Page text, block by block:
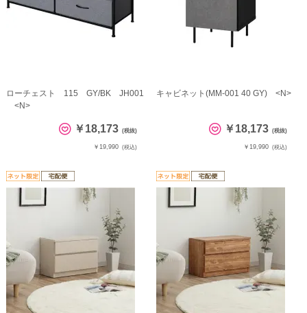
ローチェスト 115 GY/BK JH001
<N>
￥18,173 (税抜)
￥19,990 (税込)
キャビネット(MM-001 40 GY) <N>
￥18,173 (税抜)
￥19,990 (税込)